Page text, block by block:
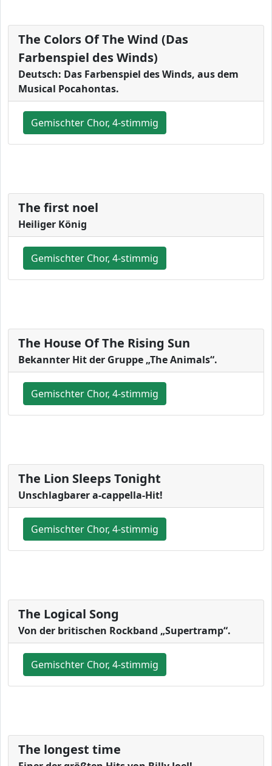
The Colors Of The Wind (Das
Farbenspiel des Winds)
Deutsch: Das Farbenspiel des Winds, aus dem
Musical Pocahontas.
Gemischter Chor, 4-stimmig
The first noel
Heiliger König
Gemischter Chor, 4-stimmig
The House Of The Rising Sun
Bekannter Hit der Gruppe „The Animals“.
Gemischter Chor, 4-stimmig
The Lion Sleeps Tonight
Unschlagbarer a-cappella-Hit!
Gemischter Chor, 4-stimmig
The Logical Song
Von der britischen Rockband „Supertramp“.
Gemischter Chor, 4-stimmig
The longest time